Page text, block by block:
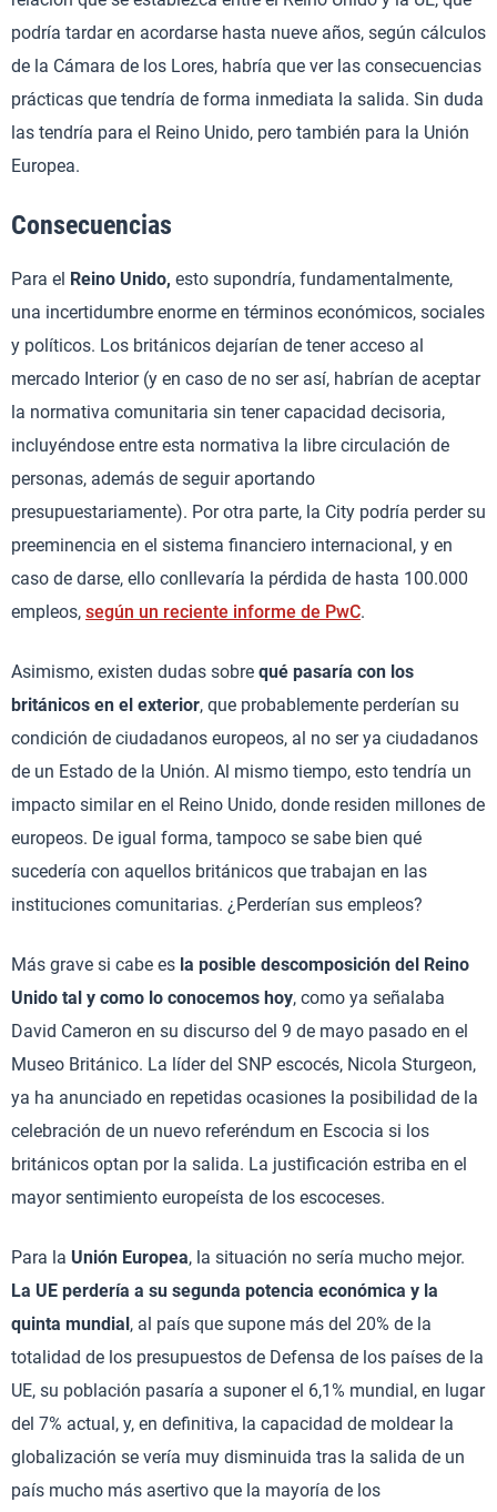
podría tardar en acordarse hasta nueve años, según cálculos
de la Cámara de los Lores, habría que ver las consecuencias
prácticas que tendría de forma inmediata la salida. Sin duda
las tendría para el Reino Unido, pero también para la Unión
Europea.
Consecuencias
Para el Reino Unido, esto supondría, fundamentalmente,
una incertidumbre enorme en términos económicos, sociales
y políticos. Los británicos dejarían de tener acceso al
mercado Interior (y en caso de no ser así, habrían de aceptar
la normativa comunitaria sin tener capacidad decisoria,
incluyéndose entre esta normativa la libre circulación de
personas, además de seguir aportando
presupuestariamente). Por otra parte, la City podría perder su
preeminencia en el sistema financiero internacional, y en
caso de darse, ello conllevaría la pérdida de hasta 100.000
empleos, según un reciente informe de PwC.
Asimismo, existen dudas sobre qué pasaría con los
británicos en el exterior, que probablemente perderían su
condición de ciudadanos europeos, al no ser ya ciudadanos
de un Estado de la Unión. Al mismo tiempo, esto tendría un
impacto similar en el Reino Unido, donde residen millones de
europeos. De igual forma, tampoco se sabe bien qué
sucedería con aquellos británicos que trabajan en las
instituciones comunitarias. ¿Perderían sus empleos?
Más grave si cabe es la posible descomposición del Reino
Unido tal y como lo conocemos hoy, como ya señalaba
David Cameron en su discurso del 9 de mayo pasado en el
Museo Británico. La líder del SNP escocés, Nicola Sturgeon,
ya ha anunciado en repetidas ocasiones la posibilidad de la
celebración de un nuevo referéndum en Escocia si los
británicos optan por la salida. La justificación estriba en el
mayor sentimiento europeísta de los escoceses.
Para la Unión Europea, la situación no sería mucho mejor.
La UE perdería a su segunda potencia económica y la
quinta mundial, al país que supone más del 20% de la
totalidad de los presupuestos de Defensa de los países de la
UE, su población pasaría a suponer el 6,1% mundial, en lugar
del 7% actual, y, en definitiva, la capacidad de moldear la
globalización se vería muy disminuida tras la salida de un
país mucho más asertivo que la mayoría de los